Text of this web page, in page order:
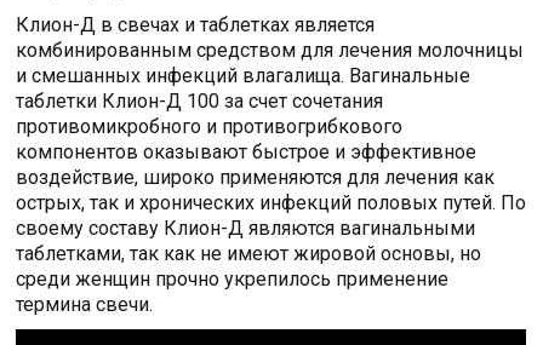
Клион-Д в свечах и таблетках является
комбинированным средством для лечения молочницы
и смешанных инфекций влагалища. Вагинальные
таблетки Клион-Д 100 за счет сочетания
противомикробного и противогрибкового
компонентов оказывают быстрое и эффективное
воздействие, широко применяются для лечения как
острых, так и хронических инфекций половых путей. По
своему составу Клион-Д являются вагинальными
таблетками, так как не имеют жировой основы, но
среди женщин прочно укрепилось применение
термина свечи.